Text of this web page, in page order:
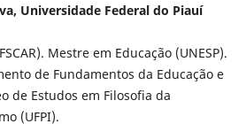
Universidade Federal do Piauí
Mestre em Educação (UNESP).
de Fundamentos da Educação e
de Estudos em Filosofia da
(UFPI).